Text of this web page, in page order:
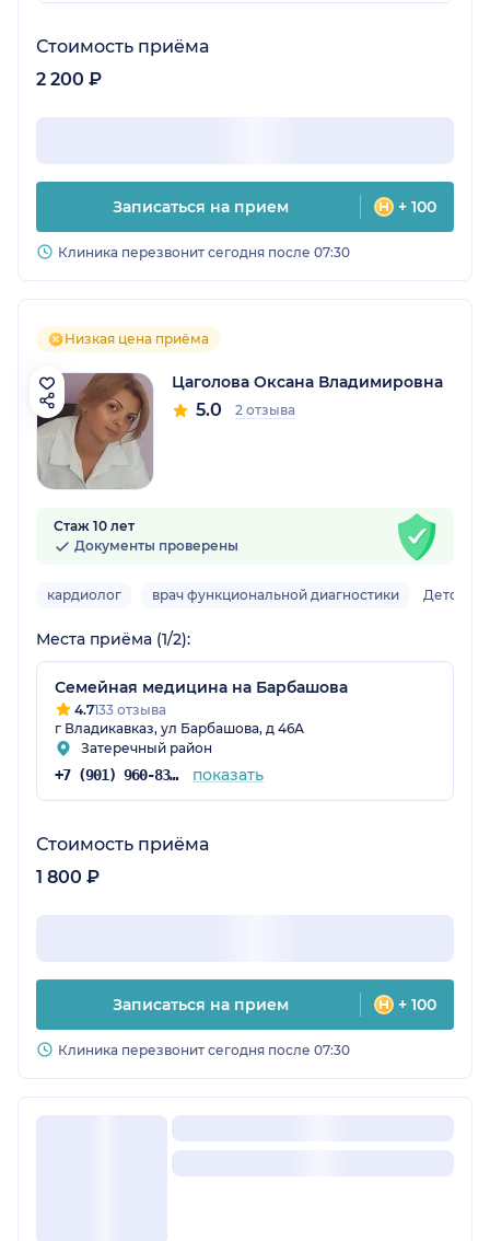
Стоимость приёма
2 200 ₽
Записаться на прием + 100
Клиника перезвонит сегодня после 07:30
Низкая цена приёма
Цаголова Оксана Владимировна
5.0 2 отзыва
Стаж 10 лет
Документы проверены
кардиолог врач функциональной диагностики Детский
Места приёма (1/2):
Семейная медицина на Барбашова
4.7133 отзыва
г Владикавказ, ул Барбашова, д 46А
Затеречный район
+7 (901) 960-83-51 показать
Стоимость приёма
1 800 ₽
Записаться на прием + 100
Клиника перезвонит сегодня после 07:30